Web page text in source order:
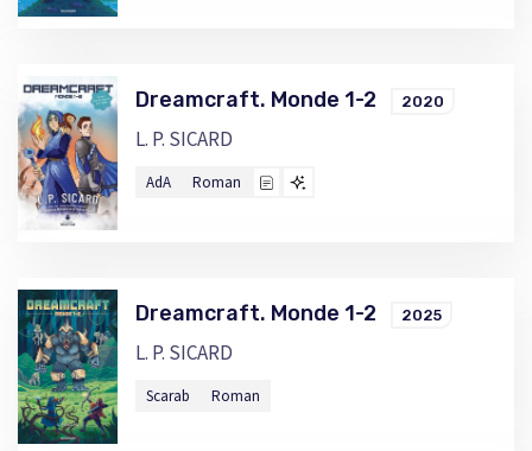
Dreamcraft. Monde 1-2 2020
L. P. SICARD
AdA Roman
Dreamcraft. Monde 1-2 2025
L. P. SICARD
Scarab Roman